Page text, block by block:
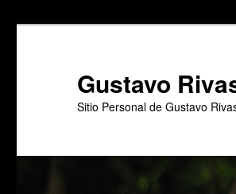
Gustavo
Sitio Personal de Gustavo